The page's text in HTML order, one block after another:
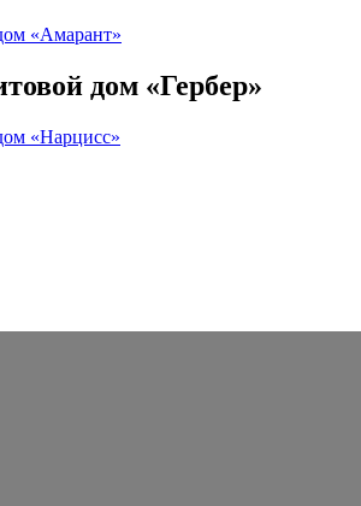
«Амарант»
дом «Гербер»
«Нарцисс»